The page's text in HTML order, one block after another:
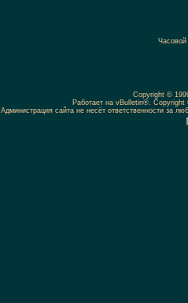
Copyright ©
Работает на vBulletin®.
Администрация сайта не несёт ответственности за